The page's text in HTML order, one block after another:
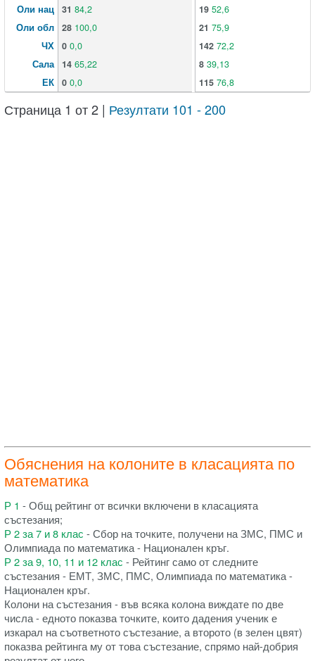
Оли нац
Оли обл
ЧХ
Сала
ЕК
31 84,2
28 100,0
0 0,0
14 65,22
0 0,0
19 52,6
21 75,9
142 72,2
8 39,13
115 76,8
Страница 1 от 2 | Резултати 101 - 200
Обяснения на колоните в класацията по
математика
Р 1 - Общ рейтинг от всички включени в класацията
състезания;
Р 2 за 7 и 8 клас - Сбор на точките, получени на ЗМС, ПМС и
Олимпиада по математика - Национален кръг.
Р 2 за 9, 10, 11 и 12 клас - Рейтинг само от следните
състезания - ЕМТ, ЗМС, ПМС, Олимпиада по математика -
Национален кръг.
Колони на състезания - във всяка колона виждате по две
числа - едното показва точките, които дадения ученик е
изкарал на съответното състезание, а второто (в зелен цвят)
показва рейтинга му от това състезание, спрямо най-добрия